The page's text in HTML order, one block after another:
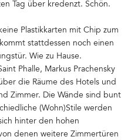
Tag über kredenzt. Schön.
Plastikkarten mit Chip zum
stattdessen noch einen
Wie zu Hause.
Phalle, Markus Prachensky
die Räume des Hotels und
Zimmer. Die Wände sind bunt
(Wohn)Stile werden
hinter den hohen
denen weitere Zimmertüren